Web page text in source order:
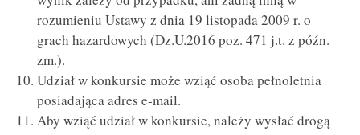
rozumieniu Ustawy z dnia 19 listopada 2009 r. o
grach hazardowych (Dz.U.2016 poz. 471 j.t. z późn.
zm.).
Udział w konkursie może wziąć osoba pełnoletnia
posiadająca adres e-mail.
Aby wziąć udział w konkursie, należy wysłać drogą